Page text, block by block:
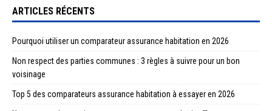
ARTICLES RÉCENTS
Pourquoi utiliser un comparateur assurance habitation en 2026
Non respect des parties communes : 3 règles à suivre pour un bon
voisinage
Top 5 des comparateurs assurance habitation à essayer en 2026